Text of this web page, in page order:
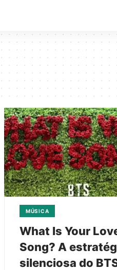
MÚSICA
What Is Your
Song? A
silenciosa do